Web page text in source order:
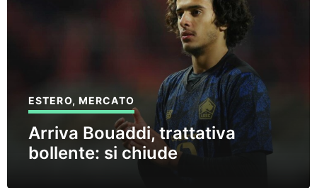
ESTERO, MERCATO
Arriva Bouaddi, trattativa
bollente: si chiude